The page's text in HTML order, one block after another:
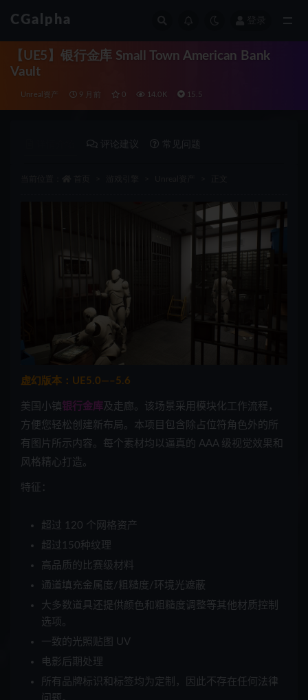
CGalpha
【UE5】银行金库 Small Town American Bank
Vault
Unreal资产 9 月前 0 14.0K 15.5
评论建议 常见问题
虚幻版本：UE5.0—–5.6
美国小镇银行金库及走廊。该场景采用模块化工作流程，
方便您轻松创建新布局。本项目包含除占位符角色外的所
有图片所示内容。每个素材均以逼真的 AAA 级视觉效果和
风格精心打造。
特征：
超过 120 个网格资产
超过150种纹理
高品质的比赛级材料
通道填充金属度/粗糙度/环境光遮蔽
大多数道具还提供颜色和粗糙度调整等其他材质控制
选项。
一致的光照贴图 UV
电影后期处理
所有品牌标识和标签均为定制，因此不存在任何法律